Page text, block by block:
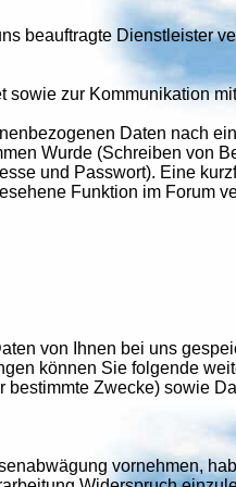
beauftragte Dienstleister
sowie zur Kommunikation
Daten nach
Wurde (Schreiben von
und Passwort). Eine
Funktion im Forum
von Ihnen bei uns
können Sie folgende
Zwecke) sowie
vornehmen,